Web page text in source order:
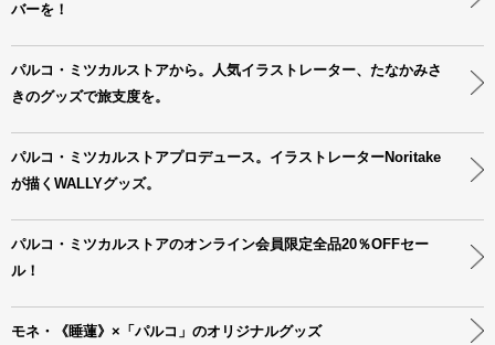
バーを！
パルコ・ミツカルストアから。人気イラストレーター、たなかみさ
きのグッズで旅支度を。
パルコ・ミツカルストアプロデュース。イラストレーターNoritake
が描くWALLYグッズ。
パルコ・ミツカルストアのオンライン会員限定全品20％OFFセー
ル！
モネ・《睡蓮》×「パルコ」のオリジナルグッズ